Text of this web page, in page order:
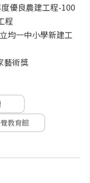
優良農建工程-100
程
均一中小學新建工
藝術獎
教育館